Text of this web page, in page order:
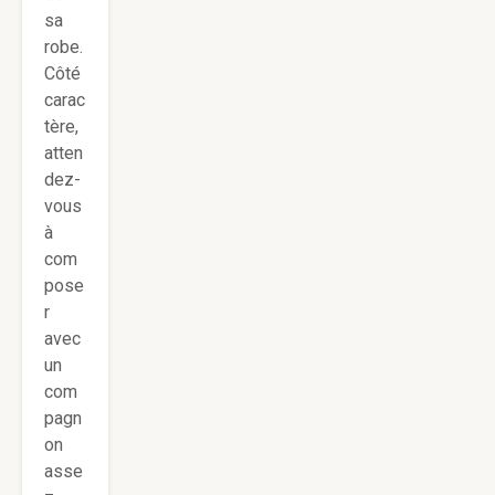
sa
robe.
Côté
carac
tère,
atten
dez-
vous
à
com
pose
r
avec
un
com
pagn
on
asse